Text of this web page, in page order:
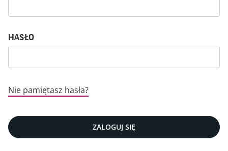
HASŁO
Nie pamiętasz hasła?
ZALOGUJ SIĘ